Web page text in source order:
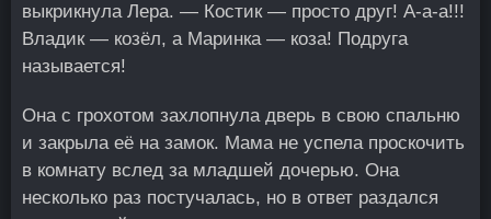
выкрикнула Лера. — Костик — просто друг! А-а-а!!!
Владик — козёл, а Маринка — коза! Подруга
называется!
Она с грохотом захлопнула дверь в свою спальню
и закрыла её на замок. Мама не успела проскочить
в комнату вслед за младшей дочерью. Она
несколько раз постучалась, но в ответ раздался